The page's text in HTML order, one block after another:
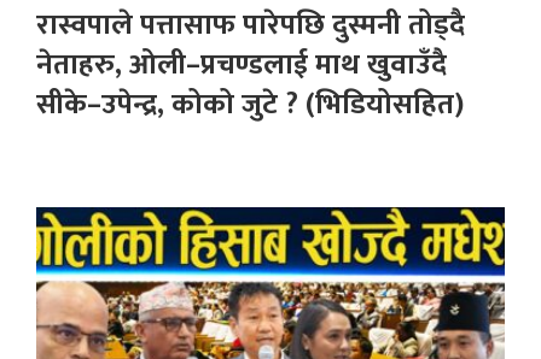
रास्वपाले पत्तासाफ पारेपछि दुस्मनी तोड्दै
नेताहरु, ओली–प्रचण्डलाई माथ खुवाउँदै
सीके–उपेन्द्र, कोको जुटे ? (भिडियोसहित)